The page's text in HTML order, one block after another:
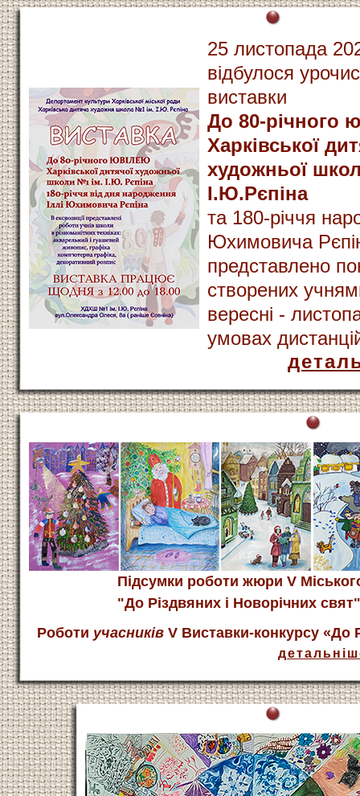
25 листопада
відбулося
виставки
До 80-річного
Харківської
художньої
І.Ю.Рєпіна
та 180-річчя
Юхимовича
представлено
створених
вересні -
умовах
Підсумки роботи жюри V
"До Різдвяних і Новорічних свят"
Роботи учасників V Виставки-конкурсу «До